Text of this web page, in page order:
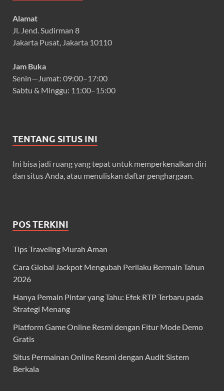
Alamat
Jl. Jend. Sudirman 8
Jakarta Pusat, Jakarta 10110
Jam Buka
Senin—Jumat: 09:00–17:00
Sabtu & Minggu: 11:00–15:00
TENTANG SITUS INI
Ini bisa jadi ruang yang tepat untuk memperkenalkan diri
dan situs Anda, atau menuliskan daftar penghargaan.
POS TERKINI
Tips Traveling Murah Aman
Cara Global Jackpot Mengubah Perilaku Bermain Tahun
2026
Hanya Pemain Pintar yang Tahu: Efek RTP Terbaru pada
Strategi Menang
Platform Game Online Resmi dengan Fitur Mode Demo
Gratis
Situs Permainan Online Resmi dengan Audit Sistem
Berkala